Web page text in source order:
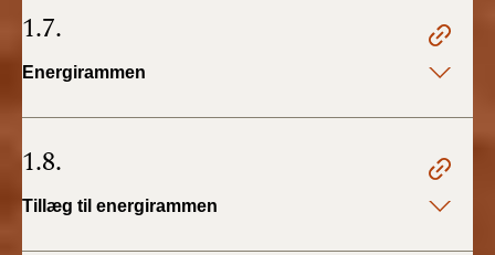
1.7.
Energirammen
1.8.
Tillæg til energirammen